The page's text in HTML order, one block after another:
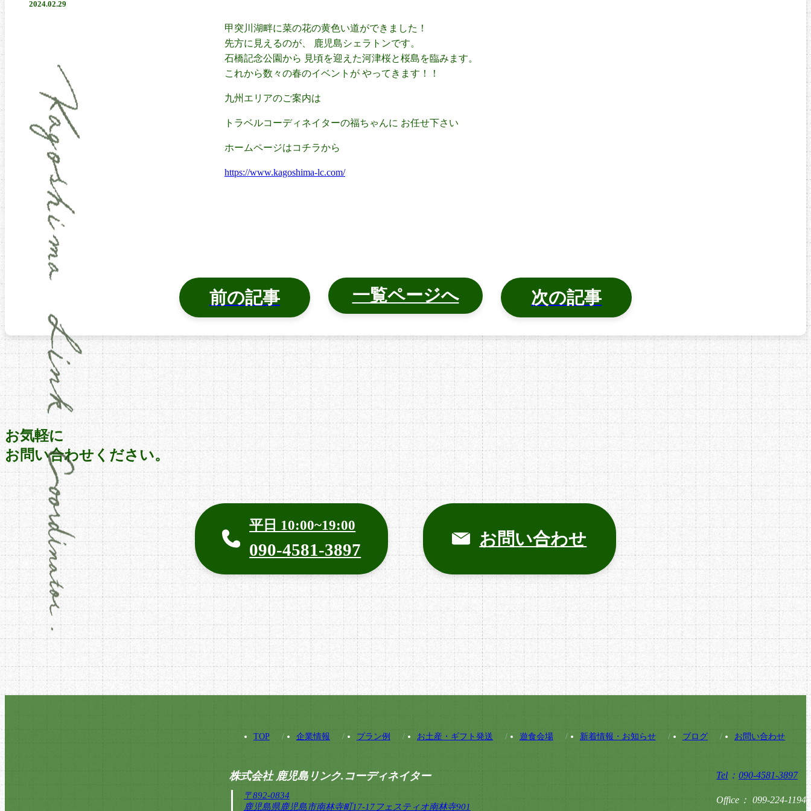
2024.02.29
甲突川湖畔に菜の花の黄色い道ができました！
先方に見えるのが、 鹿児島シェラトンです。
石橋記念公園から 見頃を迎えた河津桜と桜島を臨みます。
これから数々の春のイベントが やってきます！！
九州エリアのご案内は
トラベルコーディネイターの福ちゃんに お任せ下さい
ホームページはコチラから
https://www.kagoshima-lc.com/
前の記事 一覧ページへ 次の記事
お気軽に
お問い合わせください。
平日 10:00~19:00
090-4581-3897
お問い合わせ
TOP 企業情報 プラン例 お土産・ギフト発送 遊食会場 新着情報・お知らせ ブログ お問い合わせ
株式会社 鹿児島リンク.コーディネイター
〒892-0834
鹿児島県鹿児島市南林寺町17-17フェスティオ南林寺901
Tel 090-4581-3897
Office 099-224-1194